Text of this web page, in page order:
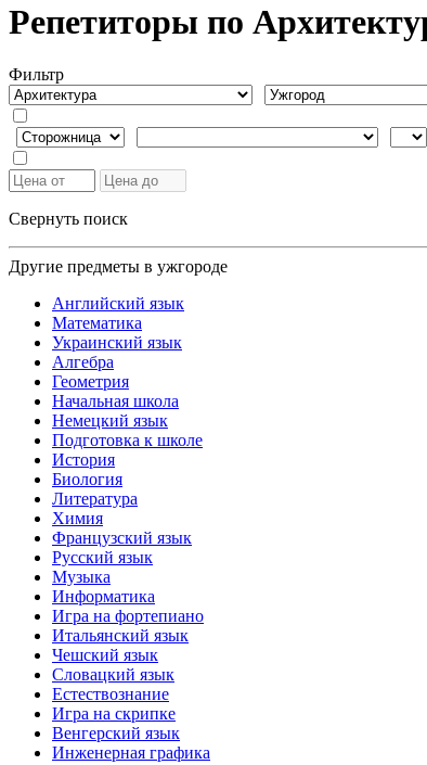
Репетиторы по
Фильтр
Свернуть поиск
Другие предметы в ужгороде
Английский язык
Математика
Украинский язык
Алгебра
Геометрия
Начальная школа
Немецкий язык
Подготовка к школе
История
Биология
Литература
Химия
Французский язык
Русский язык
Музыка
Информатика
Игра на фортепиано
Итальянский язык
Чешский язык
Словацкий язык
Естествознание
Игра на скрипке
Венгерский язык
Инженерная графика